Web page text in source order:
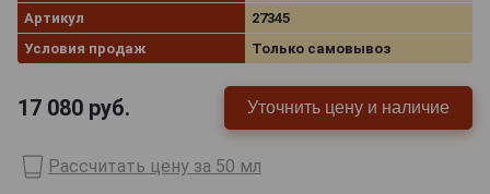
Артикул
27345
Условия продаж
Только самовывоз
17 080 руб. Уточнить цену и наличие
Рассчитать цену за 50 мл